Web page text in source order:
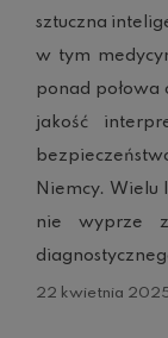
22 kwietnia
sztuczna
w tym
ponad połowa
jakość
Niemcy. Wielu
nie wyprze